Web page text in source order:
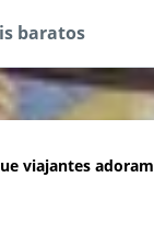
baratos
viajantes adoram